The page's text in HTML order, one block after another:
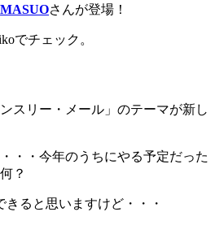
MASUOさんが登場！
でチェック。
スリー・メール」のテーマが新し
・・今年のうちにやる予定だった
？
ると思いますけど・・・